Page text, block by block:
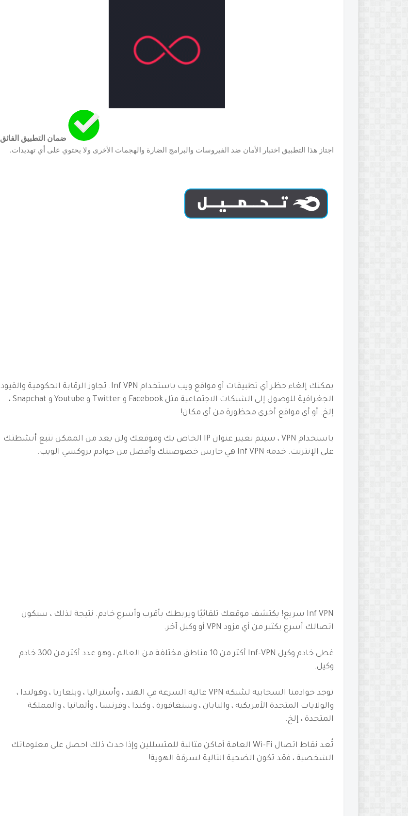
ضمان التطبيق الفائق
اجتاز هذا التطبيق اختبار الأمان ضد الفيروسات والبرامج الضارة والهجمات الأخرى ولا يحتوي على أي تهديدات.
يمكنك إلغاء حظر أي تطبيقات أو مواقع ويب باستخدام Inf VPN.
تجاوز الرقابة الحكومية والقيود
الجغرافية للوصول إلى الشبكات الاجتماعية مثل Facebook و Twitter و Youtube و Snapchat ،
إلخ. أو أي مواقع أخرى محظورة من أي مكان!
باستخدام VPN ، سيتم تغيير عنوان IP الخاص بك وموقعك ولن يعد من الممكن تتبع أنشطتك
على الإنترنت. خدمة Inf VPN هي حارس خصوصيتك وأفضل من خوادم بروكسي الويب.
Inf VPN سريع! يكتشف موقعك تلقائيًا ويربطك بأقرب وأسرع خادم. نتيجة لذلك ، سيكون
اتصالك أسرع بكثير من أي مزود VPN أو وكيل آخر.
غطى خادم وكيل Inf-VPN أكثر من 10 مناطق مختلفة من العالم ، وهو عدد أكثر من 300 خادم
وكيل.
توجد خوادمنا السحابية لشبكة VPN عالية السرعة في الهند ، وأستراليا ، وبلغاريا ، وهولندا ،
والولايات المتحدة الأمريكية ، واليابان ، وسنغافورة ، وكندا ، وفرنسا ، وألمانيا ، والمملكة
المتحدة ، إلخ.
تُعد نقاط اتصال Wi-Fi العامة أماكن مثالية للمتسللين وإذا حدث ذلك احصل على معلوماتك
الشخصية ، فقد تكون الضحية التالية لسرقة الهوية!